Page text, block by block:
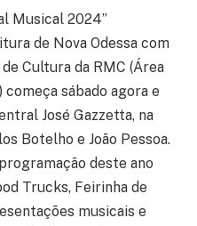
Musical 2024”
de Nova Odessa com
Cultura da RMC (Área
sábado agora e
José Gazzetta, na
Botelho e João Pessoa.
deste ano
Trucks, Feirinha de
musicais e